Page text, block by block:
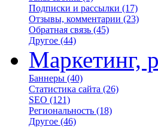
Подписки и рассылки (17)
Отзывы, комментарии (23)
Обратная связь (45)
Другое (44)
Маркетинг,
Баннеры (40)
Статистика сайта (26)
SEO (121)
Региональность (18)
Другое (46)